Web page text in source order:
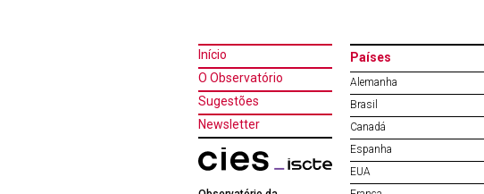
Início
O Observatório
Sugestões
Newsletter
Países
Alemanha
Brasil
Canadá
Espanha
EUA